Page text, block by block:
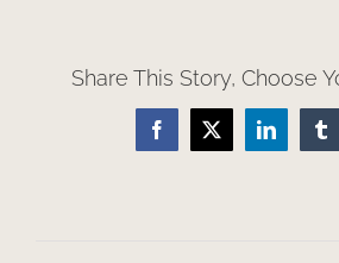
Share This Story, Choose
Facebook
X LinkedIn